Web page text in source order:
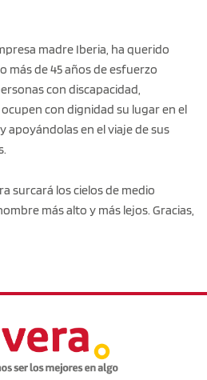
madre Iberia, ha querido
más de 45 años de esfuerzo
con discapacidad,
con dignidad su lugar en el
apoyándolas en el viaje de sus
surcará los cielos de medio
más alto y más lejos. Gracias,